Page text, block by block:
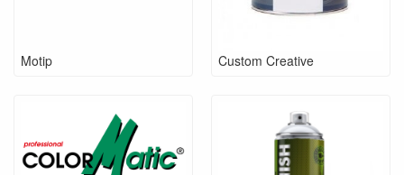
Motip Custom Creative